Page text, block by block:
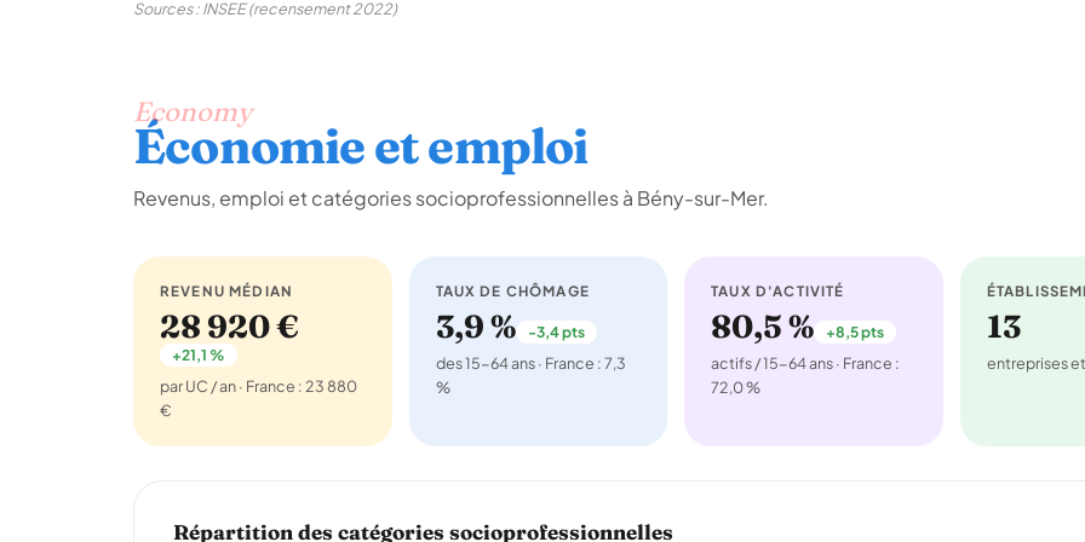
Sources : INSEE (recensement 2022)
Economy
Économie et emploi
Revenus, emploi et catégories socioprofessionnelles à Bény-sur-Mer.
REVENU MÉDIAN
28 920 €
+21,1 %
par UC / an · France : 23 880
€
TAUX DE CHÔMAGE
3,9 % -3,4 pts
des 15-64 ans · France : 7,3
%
TAUX D'ACTIVITÉ
80,5 % +8,5 pts
actifs / 15-64 ans · France :
72,0 %
13
entreprises
Répartition des catégories socioprofessionnelles